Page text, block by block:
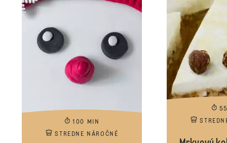
100 MIN
STREDNE NÁROČNÉ